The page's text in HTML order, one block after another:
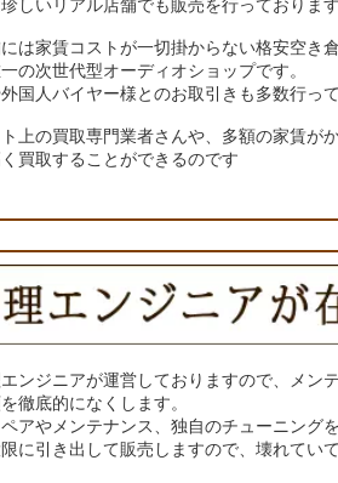
しいリアル店舗でも販売を行っております
は家賃コストが一切掛からない格安空き
の次世代型オーディオショップです。
国人バイヤー様とのお取引きも多数行って
上の買取専門業者さんや、多額の家賃が
買取することができるのです
ンジニアが運営しておりますので、メン
徹底的になくします。
アやメンテナンス、独自のチューニング
に引き出して販売しますので、壊れてい